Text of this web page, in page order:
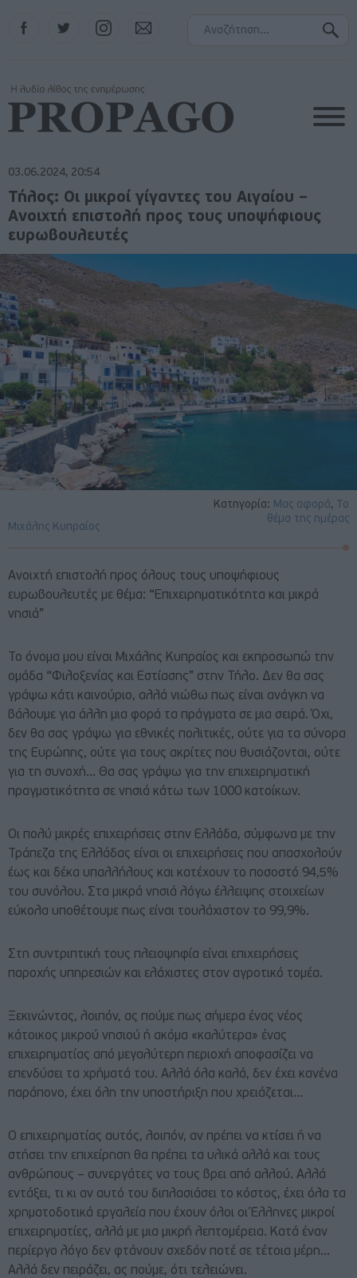
Instagram
03.06.2024, 20:54
Κατηγορία: Μας αφορά, Το
θέμα της ημέρας
Μιχάλης Κυπραίος
Τήλος: Οι μικροί γίγαντες του Αιγαίου –
Ανοιχτή επιστολή προς τους υποψήφιους
ευρωβουλευτές
Ανοιχτή επιστολή προς όλους τους υποψήφιους
ευρωβουλευτές με θέμα: “Επιχειρηματικότητα και μικρά
νησιά”
Το όνομα μου είναι Μιχάλης Κυπραίος και εκπροσωπώ την
ομάδα “Φιλοξενίας και Εστίασης” στην Τήλο. Δεν θα σας
γράψω κάτι καινούριο, αλλά νιώθω πως είναι ανάγκη να
βάλουμε για άλλη μια φορά τα πράγματα σε μια σειρά. Όχι,
δεν θα σας γράψω για εθνικές πολιτικές, ούτε για τα σύνορα
της Ευρώπης, ούτε για τους ακρίτες που θυσιάζονται, ούτε
για τη συνοχή… Θα σας γράψω για την επιχειρηματική
πραγματικότητα σε νησιά κάτω των 1000 κατοίκων.
Οι πολύ μικρές επιχειρήσεις στην Ελλάδα, σύμφωνα με την
Τράπεζα της Ελλάδας είναι οι επιχειρήσεις που απασχολούν
έως και δέκα υπαλλήλους και κατέχουν το ποσοστό 94,5%
του συνόλου. Στα μικρά νησιά λόγω έλλειψης στοιχείων
εύκολα υποθέτουμε πως είναι τουλάχιστον το 99,9%.
Στη συντριπτική τους πλειοψηφία είναι επιχειρήσεις
παροχής υπηρεσιών και ελάχιστες στον αγροτικό τομέα.
Ξεκινώντας, λοιπόν, ας πούμε πως σήμερα ένας νέος
κάτοικος μικρού νησιού ή ακόμα «καλύτερα» ένας
επιχειρηματίας από μεγαλύτερη περιοχή αποφασίζει να
επενδύσει τα χρήματά του. Αλλά όλα καλά, δεν έχει κανένα
παράπονο, έχει όλη την υποστήριξη που χρειάζεται…
Ο επιχειρηματίας αυτός, λοιπόν, αν πρέπει να κτίσει ή να
στήσει την επιχείρηση θα πρέπει τα υλικά αλλά και τους
ανθρώπους – συνεργάτες να τους βρει από αλλού. Αλλά
εντάξει, τι κι αν αυτό του διπλασιάσει το κόστος, έχει όλα τα
χρηματοδοτικά εργαλεία που έχουν όλοι οι Έλληνες μικροί
επιχειρηματίες, αλλά με μια μικρή λεπτομέρεια. Κατά έναν
περίεργο λόγο δεν φτάνουν σχεδόν ποτέ σε τέτοια μέρη…
Αλλά δεν πειράζει, ας πούμε, ότι τελειώνει.